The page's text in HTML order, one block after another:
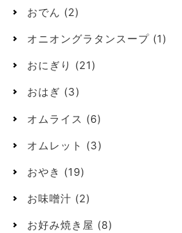
おでん (2)
オニオングラタンスープ (1)
おにぎり (21)
おはぎ (3)
オムライス (6)
オムレット (3)
おやき (19)
お味噌汁 (2)
お好み焼き屋 (8)